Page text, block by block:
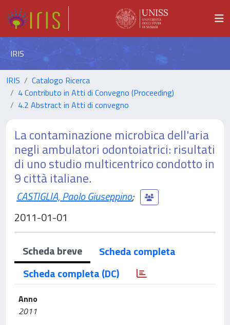
IRIS
IRIS
Catalogo Ricerca
4 Contributo in Atti di Convegno (Proceeding)
4.2 Abstract in Atti di convegno
La contaminazione microbica dell'aria
negli ambulatori odontoiatrici: risultati
di uno studio multicentrico condotto in
9 città italiane.
CASTIGLIA, Paolo Giuseppino;
2011-01-01
Scheda breve
Scheda completa
Scheda completa (DC)
Anno
2011